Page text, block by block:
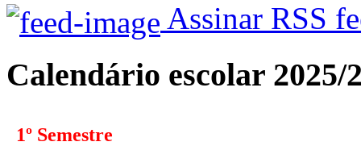
Assinar RSS
Calendário escolar 2025/
1º Semestre